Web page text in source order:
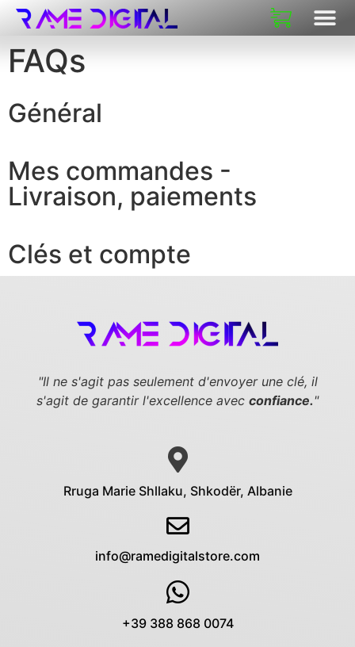
FAQs
Général
Mes commandes -
Livraison, paiements
Clés et compte
"Il ne s'agit pas seulement d'envoyer une clé, il
s'agit de garantir l'excellence avec confiance."
Rruga Marie Shllaku, Shkodër, Albanie
info@ramedigitalstore.com
+39 388 868 0074